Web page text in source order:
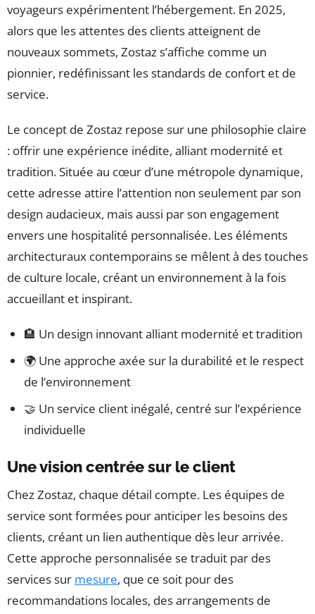
voyageurs expérimentent l’hébergement. En 2025,
alors que les attentes des clients atteignent de
nouveaux sommets, Zostaz s’affiche comme un
pionnier, redéfinissant les standards de confort et de
service.
Le concept de Zostaz repose sur une philosophie claire
: offrir une expérience inédite, alliant modernité et
tradition. Située au cœur d’une métropole dynamique,
cette adresse attire l’attention non seulement par son
design audacieux, mais aussi par son engagement
envers une hospitalité personnalisée. Les éléments
architecturaux contemporains se mêlent à des touches
de culture locale, créant un environnement à la fois
accueillant et inspirant.
🏨 Un design innovant alliant modernité et tradition
🌍 Une approche axée sur la durabilité et le respect
de l’environnement
🤝 Un service client inégalé, centré sur l’expérience
individuelle
Une vision centrée sur le client
Chez Zostaz, chaque détail compte. Les équipes de
service sont formées pour anticiper les besoins des
clients, créant un lien authentique dès leur arrivée.
Cette approche personnalisée se traduit par des
services sur mesure, que ce soit pour des
recommandations locales, des arrangements de